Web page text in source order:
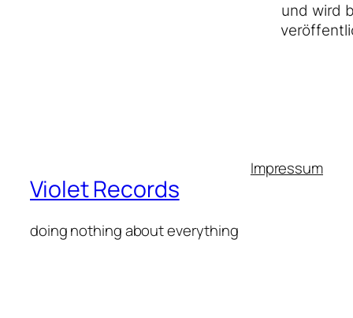
und wird
Violet Records
doing nothing about everything
Impressum